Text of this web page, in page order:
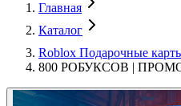
Главная
Каталог
Roblox Подарочные
800 РОБУКСОВ |